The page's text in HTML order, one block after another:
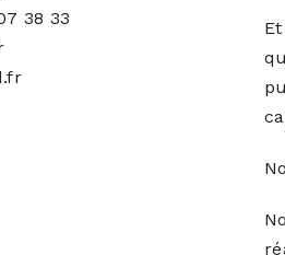
38 33